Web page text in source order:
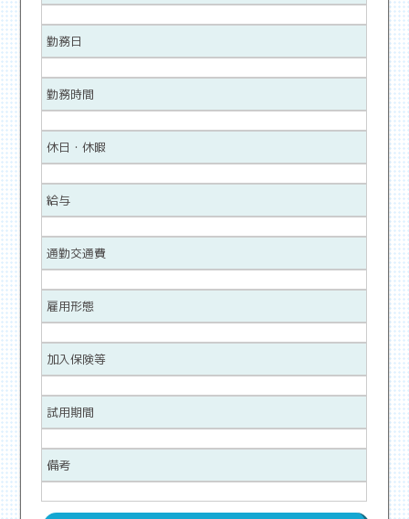
勤務日
勤務時間
休日・休暇
給与
通勤交通費
雇用形態
加入保険等
試用期間
備考